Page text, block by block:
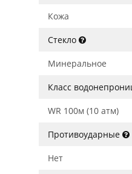
Кожа
Стекло
Минеральное
Класс
WR 100м (10 атм)
Противоударные
Нет